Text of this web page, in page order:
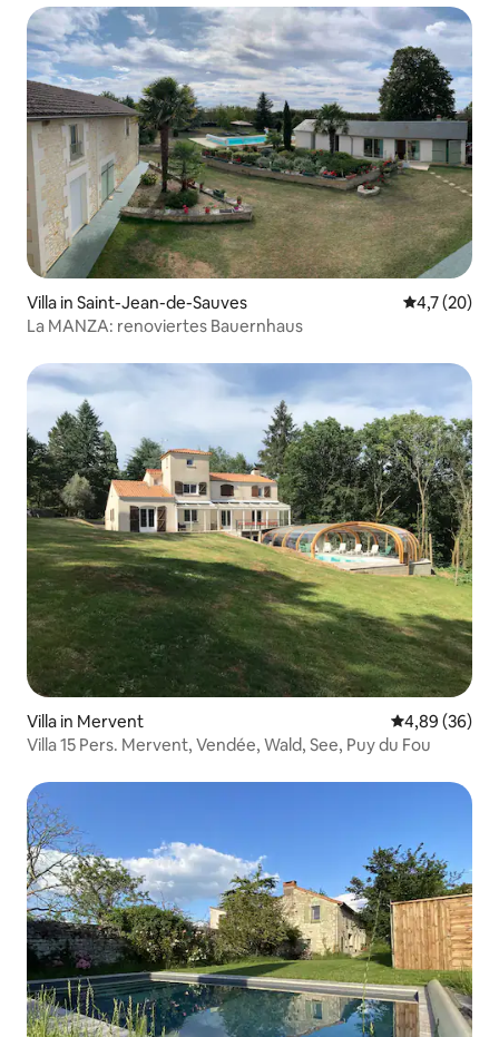
Villa in Saint-Jean-de-Sauves
4,7 (20)
La MANZA: renoviertes Bauernhaus
Villa in Mervent
4,89 (36)
Villa 15 Pers. Mervent, Vendée, Wald, See, Puy du Fou